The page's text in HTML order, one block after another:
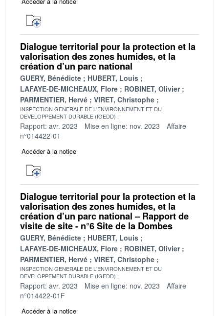
Dialogue territorial pour la protection et la
valorisation des zones humides, et la
création d’un parc national
GUERY, Bénédicte
HUBERT, Louis
LAFAYE-DE-MICHEAUX, Flore
ROBINET, Olivier
PARMENTIER, Hervé
VIRET, Christophe
INSPECTION GENERALE DE L'ENVIRONNEMENT ET DU
DEVELOPPEMENT DURABLE (IGEDD)
Rapport: avr. 2023 Mise en ligne: nov. 2023
Affaire
n°014422-01
Accéder à la notice
Dialogue territorial pour la protection et la
valorisation des zones humides, et la
création d’un parc national – Rapport de
visite de site - n°6 Site de la Dombes
GUERY, Bénédicte
HUBERT, Louis
LAFAYE-DE-MICHEAUX, Flore
ROBINET, Olivier
PARMENTIER, Hervé
VIRET, Christophe
INSPECTION GENERALE DE L'ENVIRONNEMENT ET DU
DEVELOPPEMENT DURABLE (IGEDD)
Rapport: avr. 2023 Mise en ligne: nov. 2023
Affaire
n°014422-01F
Accéder à la notice